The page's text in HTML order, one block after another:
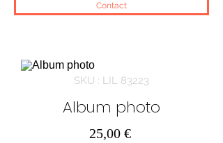
Contact
SKU : LIL 83223
Album photo
25,00 €Prix